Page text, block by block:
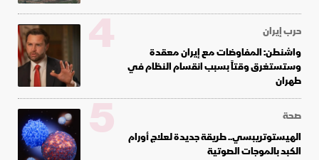
حرب إيران
واشنطن: المفاوضات مع إيران معقدة
وستستغرق وقتاً بسبب انقسام النظام في
طهران
4
صحة
الهيستوتريبسي.. طريقة جديدة لعلاج أورام
الكبد بالموجات الصوتية
5